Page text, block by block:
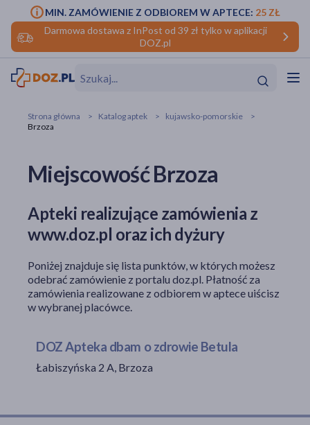
Darmowa dostawa z InPost od 39 zł tylko w aplikacji
DOZ.pl
MIN. ZAMÓWIENIE Z ODBIOREM W APTECE: 25 ZŁ
makijażu
Strona główna Katalog aptek
kujawsko-pomorskie
Brzoza
Miejscowość Brzoza
Apteki realizujące zamówienia z
www.doz.pl oraz ich dyżury
Poniżej znajduje się lista punktów, w których możesz
odebrać zamówienie z portalu doz.pl. Płatność za
zamówienia realizowane z odbiorem w aptece uiścisz
w wybranej placówce.
DOZ Apteka dbam o zdrowie Betula
Łabiszyńska 2 A, Brzoza